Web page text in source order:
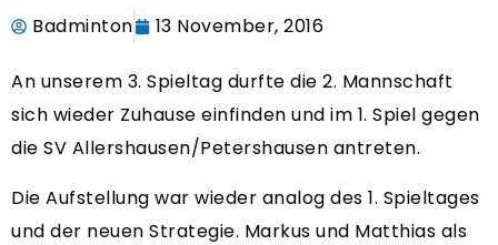
Badminton 13 November, 2016
An unserem 3. Spieltag durfte die 2. Mannschaft
sich wieder Zuhause einfinden und im 1. Spiel gegen
die SV Allershausen/Petershausen antreten.
Die Aufstellung war wieder analog des 1. Spieltages
und der neuen Strategie. Markus und Matthias als